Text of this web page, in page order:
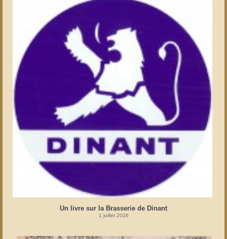
Un livre sur la Brasserie de Dinant
1 juillet 2026